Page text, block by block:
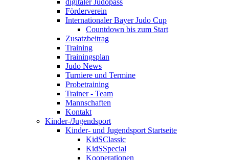
Förderverein
Internationaler Bayer Judo Cup
Countdown bis zum Start
Zusatzbeitrag
Training
Trainingsplan
Judo News
Turniere und Termine
Probetraining
Trainer - Team
Mannschaften
Kontakt
Kinder-/Jugendsport
Kinder- und Jugendsport Startseite
KidSClassic
KidSSpecial
Kooperationen